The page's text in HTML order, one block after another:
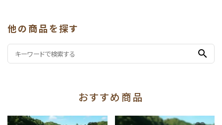
他の商品を探す
search
おすすめ商品